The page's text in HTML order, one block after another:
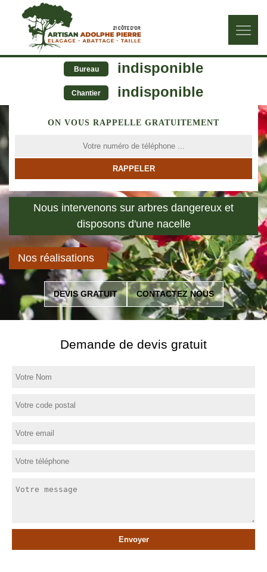
Bureau indisponible
Chantier indisponible
ON VOUS RAPPELLE GRATUITEMENT
Nous intervenons sur arbres dangereux et
disposons d'une nacelle
Nos réalisations
DEVIS GRATUIT CONTACTEZ NOUS
Demande de devis gratuit